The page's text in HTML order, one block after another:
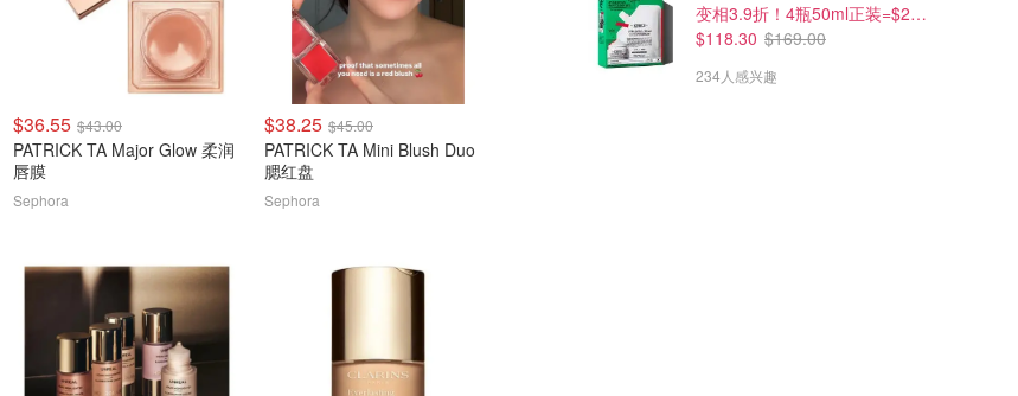
$36.55 $43.00
PATRICK TA Major Glow 柔润
唇膜
Sephora
$38.25 $45.00
PATRICK TA Mini Blush Duo
腮红盘
Sephora
变相3.9折！4瓶50ml正装=$29/瓶
$118.30 $169.00
234人感兴趣